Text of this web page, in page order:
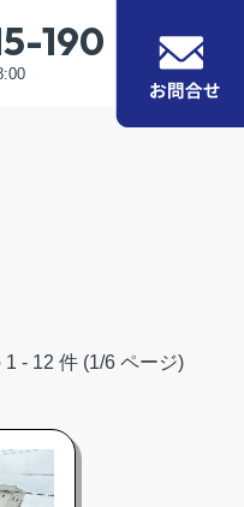
190
- 12 件 (1/6 ページ)